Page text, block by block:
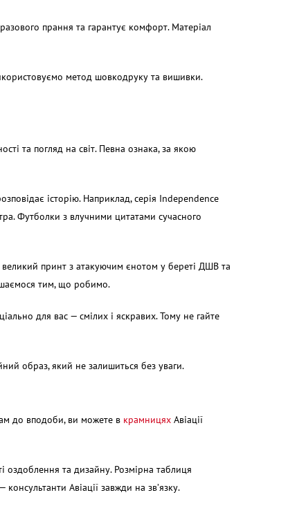
прання та гарантує комфорт. Матеріал
метод шовкодруку та вишивки.
та погляд на світ. Певна ознака, за якою
історію. Наприклад, серія Independence
Футболки з влучними цитатами сучасного
принт з атакуючим єнотом у береті ДШВ та
тим, що робимо.
для вас — смілих і яскравих. Тому не гайте
образ, який не залишиться без уваги.
до вподоби, ви можете в крамницях Авіації
оздоблення та дизайну. Розмірна таблиця
Авіації завжди на зв’язку.